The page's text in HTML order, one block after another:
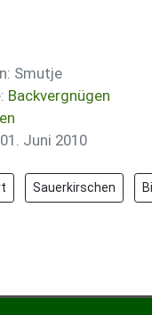
Smutje
Backvergnügen
Juni 2010
Sauerkirschen
Quarktorte
Mohn-Quarktorte mit